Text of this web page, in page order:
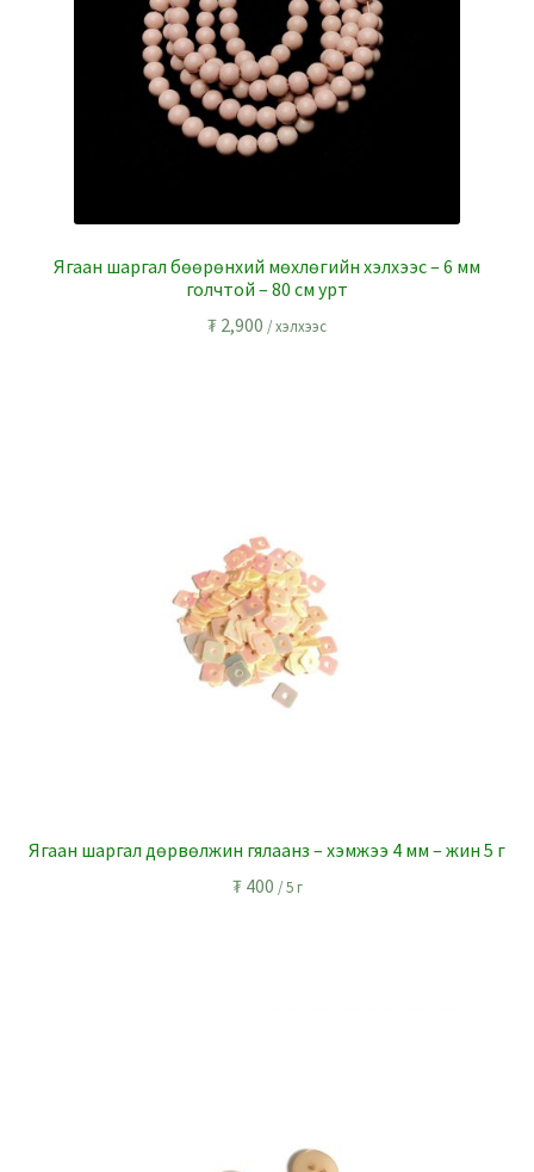
Ягаан шаргал бөөрөнхий мөхлөгийн хэлхээс – 6 мм
голчтой – 80 см урт
₮ 2,900 / хэлхээс
Ягаан шаргал дөрвөлжин гялаанз – хэмжээ 4 мм – жин 5 г
₮400 / 5 г